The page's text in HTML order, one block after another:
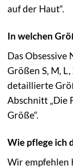
auf der Haut“.
In welchen
Das Obsessive
Größen S, M,
detaillierte
Abschnitt „Die
Größe“.
Wie pflege ich
Wir empfehlen